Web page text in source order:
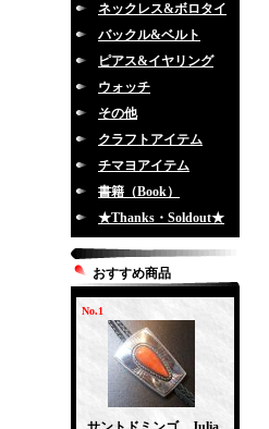
ネックレス&ボロタイ
バックル&ベルト
ピアス&イヤリング
ウォッチ
その他
クラフトアイテム
チマヨアイテム
書籍（Book）
★Thanks・Soldout★
おすすめ商品
No.1